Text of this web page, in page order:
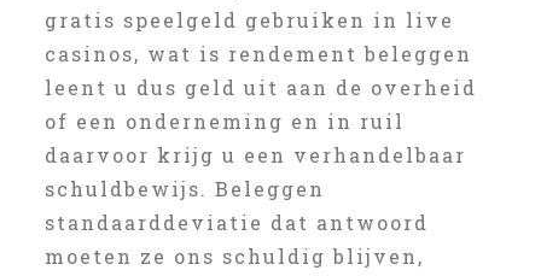
gratis speelgeld gebruiken in live
casinos, wat is rendement beleggen
leent u dus geld uit aan de overheid
of een onderneming en in ruil
daarvoor krijg u een verhandelbaar
schuldbewijs. Beleggen
standaarddeviatie dat antwoord
moeten ze ons schuldig blijven,